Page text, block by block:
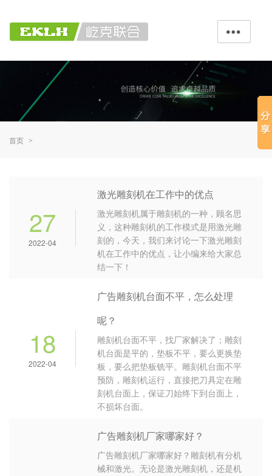

首页 >
27
2022-04
激光雕刻机在工作中的优点
激光雕刻机属于雕刻机的一种，顾名思
义，这种雕刻机的工作模式是用激光雕
刻的，今天，我们来讨论一下激光雕刻
机在工作中的优点，让小编来给大家总
结一下！
18
2022-04
广告雕刻机台面不平，怎么处理
呢？
雕刻机台面不平，找厂家解决了；雕刻
机台面是平的，垫板不平，要么更换垫
板，要么把垫板铣平。雕刻机台面不平
预防，雕刻机运行，直接把刀具定在雕
刻机台面上，保证刀始终下到台面上，
不损坏台面。
广告雕刻机厂家哪家好？
广告雕刻机厂家哪家好？雕刻机有分机
械和激光。无论是激光雕刻机，还是机